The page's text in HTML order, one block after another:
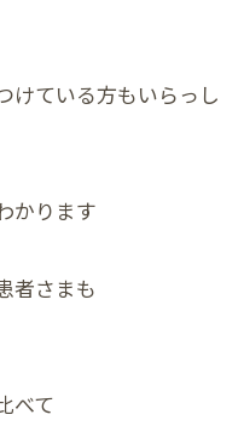
けている方もいらっし
かります
者さまも
べて